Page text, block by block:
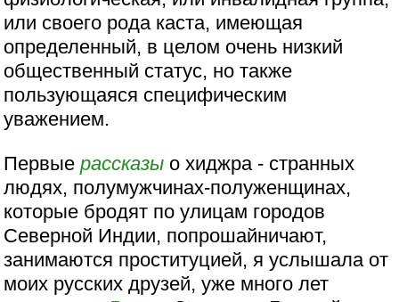
или своего рода каста, имеющая
определенный, в целом очень низкий
общественный статус, но также
пользующаяся специфическим
уважением.
Первыерассказы о хиджра - странных
людях, полумужчинах-полуженщинах,
которые бродят по улицам городов
Северной Индии, попрошайничают,
занимаются проституцией, я услышала от
моих русских друзей, уже много лет